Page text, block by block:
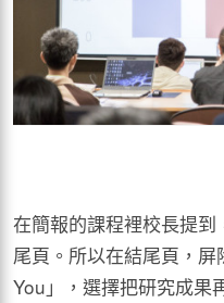
在簡報的課程裡校長提
尾頁。所以在結尾頁，
You」，選擇把研究成果